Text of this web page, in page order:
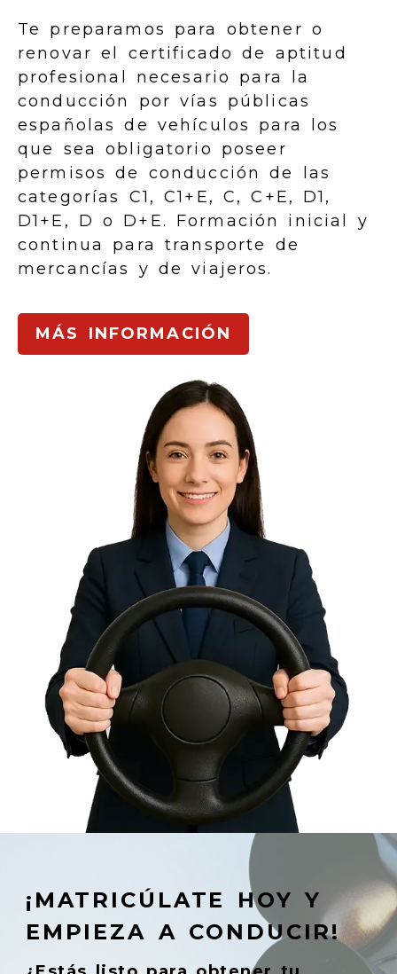
Te preparamos para obtener o
renovar el certificado de aptitud
profesional necesario para la
conducción por vías públicas
españolas de vehículos para los
que sea obligatorio poseer
permisos de conducción de las
categorías C1, C1+E, C, C+E, D1,
D1+E, D o D+E. Formación inicial y
continua para transporte de
mercancías y de viajeros.
MÁS INFORMACIÓN
¡MATRICÚLATE HOY Y
EMPIEZA A CONDUCIR!